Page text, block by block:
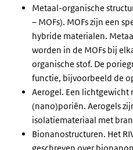
Metaal-organische
– MOFs). MOFs zijn een
hybride materialen.
worden in de MOFs bij
organische stof. De
functie, bijvoorbeeld de
Aerogel. Een lichtgewicht
(nano)poriën. Aerogels
isolatiemateriaal met
Bionanostructuren. Het